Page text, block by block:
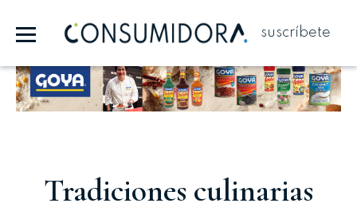
suscríbete
Tradiciones culinarias